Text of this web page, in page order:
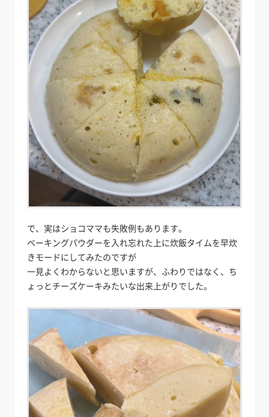
で、実はショコママも失敗例もあります。
ベーキングパウダーを入れ忘れた上に炊飯タイムを早炊
きモードにしてみたのですが
一見よくわからないと思いますが、ふわりではなく、ち
ょっとチーズケーキみたいな出来上がりでした。